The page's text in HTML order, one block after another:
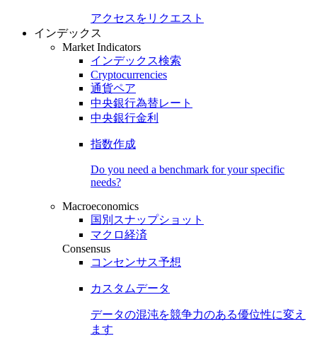
アクセスをリクエスト
インデックス
Market Indicators
インデックス検索
Cryptocurrencies
通貨ペア
中央銀行為替レート
中央銀行金利
指数作成
Do you need a benchmark for your specific
needs?
Macroeconomics
国別スナップショット
マクロ経済
Consensus
コンセンサス予想
カスタムデータ
データの混沌を競争力のある優位性に変え
ます